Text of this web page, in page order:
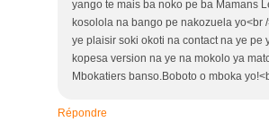
yango te mais ba noko pe ba Mamans
kosolola na bango pe nakozuela yo<br
ye plaisir soki okoti na contact na ye pe
kopesa version na ye na mokolo ya
Mbokatiers banso.Boboto o mboka
Répondre